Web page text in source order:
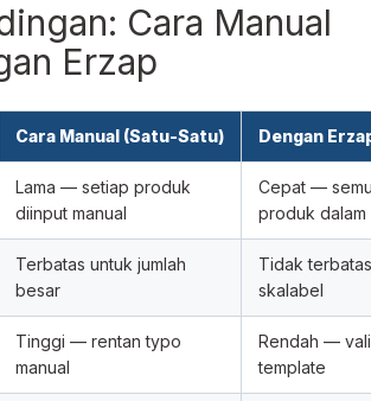
Cara Manual
Erzap
Cara Manual (Satu-Satu) Dengan
Lama — setiap produk
diinput manual
Cepat —
produk dalam
Terbatas untuk jumlah
besar
Tidak
skalabel
Tinggi — rentan typo
manual
Rendah —
template